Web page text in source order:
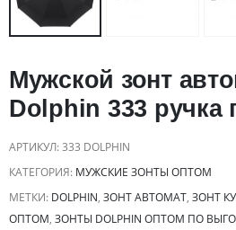
Мужской зонт
Dolphin 333 ручка
АРТИКУЛ:333 DOLPHIN
КАТЕГОРИЯ: МУЖСКИЕ ЗОНТЫ ОПТОМ
МЕТКИ: DOLPHIN, ЗОНТ АВТОМАТ, ЗОНТ
ОПТОМ, ЗОНТЫ DOLPHIN ОПТОМ ПО